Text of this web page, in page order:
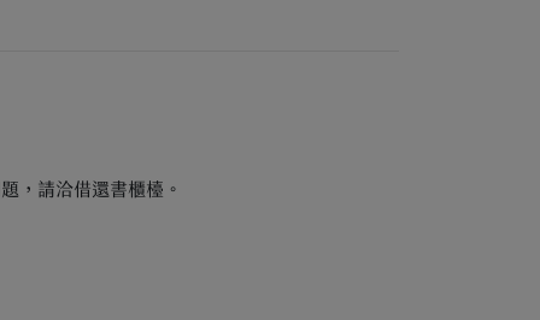
，請洽借還書櫃檯。